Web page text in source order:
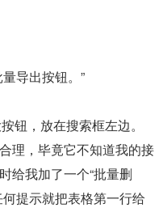
导出按钮。”
钮，放在搜索框左边。
理，毕竟它不知道我的接
给我加了一个“批量删
提示就把表格第一行给